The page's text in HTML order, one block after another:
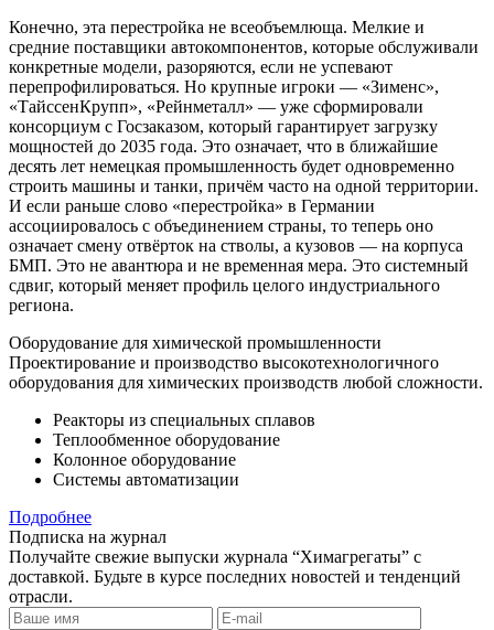
Конечно, эта перестройка не всеобъемлюща. Мелкие и
средние поставщики автокомпонентов, которые обслуживали
конкретные модели, разоряются, если не успевают
перепрофилироваться. Но крупные игроки — «Зименс»,
«ТайссенКрупп», «Рейнметалл» — уже сформировали
консорциум с Госзаказом, который гарантирует загрузку
мощностей до 2035 года. Это означает, что в ближайшие
десять лет немецкая промышленность будет одновременно
строить машины и танки, причём часто на одной территории.
И если раньше слово «перестройка» в Германии
ассоциировалось с объединением страны, то теперь оно
означает смену отвёрток на стволы, а кузовов — на корпуса
БМП. Это не авантюра и не временная мера. Это системный
сдвиг, который меняет профиль целого индустриального
региона.
Оборудование для химической промышленности
Проектирование и производство высокотехнологичного
оборудования для химических производств любой сложности.
Реакторы из специальных сплавов
Теплообменное оборудование
Колонное оборудование
Системы автоматизации
Подробнее
Подписка на журнал
Получайте свежие выпуски журнала “Химагрегаты” с
доставкой. Будьте в курсе последних новостей и тенденций
отрасли.